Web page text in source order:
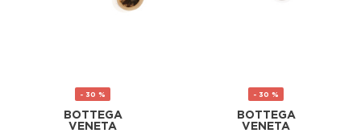
- 30 %
BOTTEGA
VENETA
- 30 %
BOTTEGA
VENETA